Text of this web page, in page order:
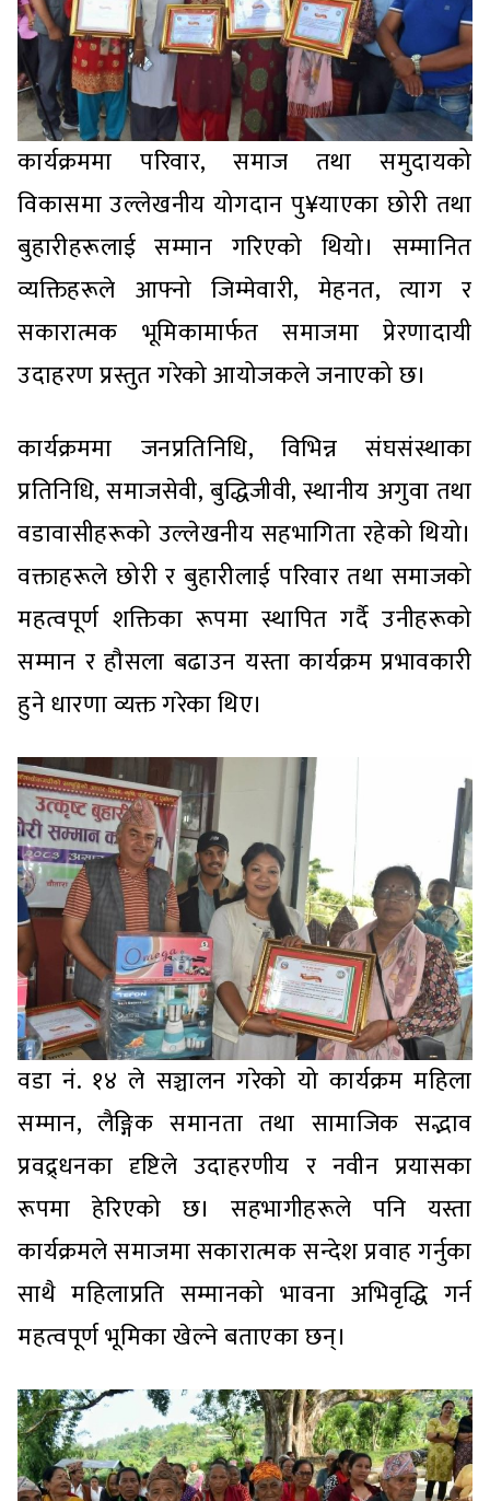
कार्यक्रममा परिवार, समाज तथा समुदायको
विकासमा उल्लेखनीय योगदान पु¥याएका छोरी तथा
बुहारीहरूलाई सम्मान गरिएको थियो। सम्मानित
व्यक्तिहरूले आफ्नो जिम्मेवारी, मेहनत, त्याग र
सकारात्मक भूमिकामार्फत समाजमा प्रेरणादायी
उदाहरण प्रस्तुत गरेको आयोजकले जनाएको छ।
कार्यक्रममा जनप्रतिनिधि, विभिन्न संघसंस्थाका
प्रतिनिधि, समाजसेवी, बुद्धिजीवी, स्थानीय अगुवा तथा
वडावासीहरूको उल्लेखनीय सहभागिता रहेको थियो।
वक्ताहरूले छोरी र बुहारीलाई परिवार तथा समाजको
महत्वपूर्ण शक्तिका रूपमा स्थापित गर्दै उनीहरूको
सम्मान र हौसला बढाउन यस्ता कार्यक्रम प्रभावकारी
हुने धारणा व्यक्त गरेका थिए।
वडा नं. १४ ले सञ्चालन गरेको यो कार्यक्रम महिला
सम्मान, लैङ्गिक समानता तथा सामाजिक सद्भाव
प्रवद्र्धनका दृष्टिले उदाहरणीय र नवीन प्रयासका
रूपमा हेरिएको छ। सहभागीहरूले पनि यस्ता
कार्यक्रमले समाजमा सकारात्मक सन्देश प्रवाह गर्नुका
साथै महिलाप्रति सम्मानको भावना अभिवृद्धि गर्न
महत्वपूर्ण भूमिका खेल्ने बताएका छन्।